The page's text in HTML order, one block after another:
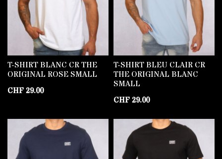
T-SHIRT BLANC CR THE
ORIGINAL ROSE SMALL
CHF29.00
T-SHIRT BLEU CLAIR CR
THE ORIGINAL BLANC
SMALL
CHF29.00